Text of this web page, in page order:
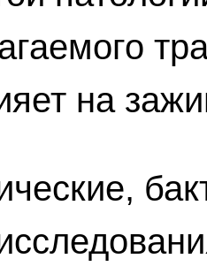
на